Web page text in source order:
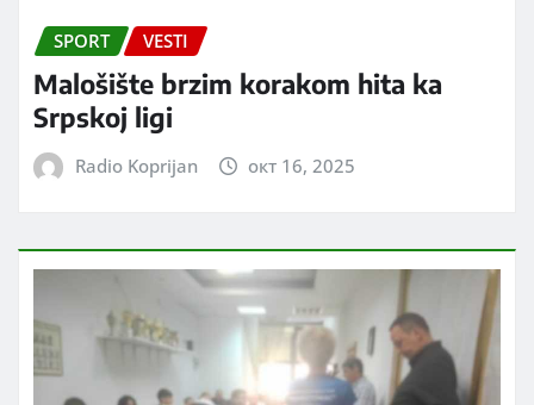
SPORT VESTI
Malošište brzim korakom hita ka
Srpskoj ligi
Radio Koprijan окт 16, 2025